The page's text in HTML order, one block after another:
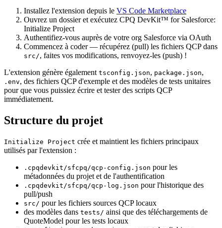
Installez l'extension depuis le VS Code Marketplace
Ouvrez un dossier et exécutez CPQ DevKit™ for Salesforce:
Initialize Project
Authentifiez-vous auprès de votre org Salesforce via OAuth
Commencez à coder— récupérez (pull) les fichiers QCP dans
src/, faites vos modifications, renvoyez-les (push) !
L'extension génère également tsconfig.json, package.json,
.env, des fichiers QCP d'exemple et des modèles de tests unitaires
pour que vous puissiez écrire et tester des scripts QCP
immédiatement.
Structure du projet
Initialize Project crée et maintient les fichiers principaux
utilisés par l'extension :
.cpqdevkit/sfcpq/qcp-config.json pour les
métadonnées du projet et de l'authentification
.cpqdevkit/sfcpq/qcp-log.json pour l'historique des
pull/push
src/ pour les fichiers sources QCP locaux
des modèles dans tests/ ainsi que des téléchargements de
QuoteModel pour les tests locaux